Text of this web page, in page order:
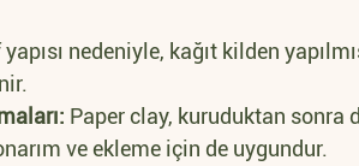
nedeniyle, kağıt kilden
Paper clay, kuruduktan
ve ekleme için de uygundur.